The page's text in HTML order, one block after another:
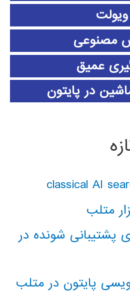
ویولت
مصنوعی
عمیق
در پایتون
متلب
پشتیبانی شونده در
پایتون در متلب